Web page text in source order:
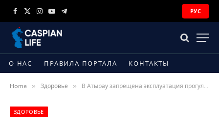
Facebook
X
Instagram
YouTubeTelegram
РУС
О НАС ПРАВИЛА ПОРТАЛА КОНТАКТЫ
Home » Здоровье » В Атырау запрещена эксплуатация прогулочных катеров и гидроциклов
ЗДОРОВЬЕ